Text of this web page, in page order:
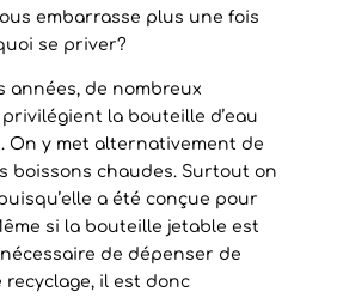
embarrasse plus une fois
se priver?
années, de nombreux
la bouteille d’eau
On y met alternativement de
boissons chaudes. Surtout on
a été conçue pour
si la bouteille jetable est
de dépenser de
recyclage, il est donc